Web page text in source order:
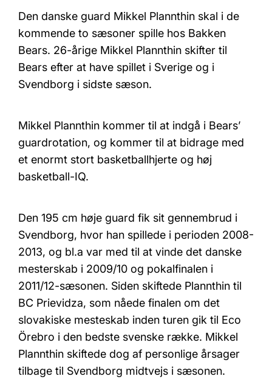
Den danske guard Mikkel Plannthin skal i de
kommende to sæsoner spille hos Bakken
Bears. 26-årige Mikkel Plannthin skifter til
Bears efter at have spillet i Sverige og i
Svendborg i sidste sæson.
Mikkel Plannthin kommer til at indgå i Bears’
guardrotation, og kommer til at bidrage med
et enormt stort basketballhjerte og høj
basketball-IQ.
Den 195 cm høje guard fik sit gennembrud i
Svendborg, hvor han spillede i perioden 2008-
2013, og bl.a var med til at vinde det danske
mesterskab i 2009/10 og pokalfinalen i
2011/12-sæsonen. Siden skiftede Plannthin til
BC Prievidza, som nåede finalen om det
slovakiske mesteskab inden turen gik til Eco
Örebro i den bedste svenske række. Mikkel
Plannthin skiftede dog af personlige årsager
tilbage til Svendborg midtvejs i sæsonen.